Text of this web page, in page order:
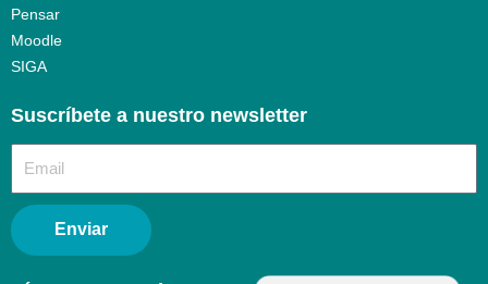
Pensar
Moodle
SIGA
Suscríbete a nuestro newsletter​
Enviar